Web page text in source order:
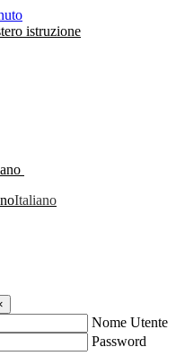
Italiano
Nome Utente
Password